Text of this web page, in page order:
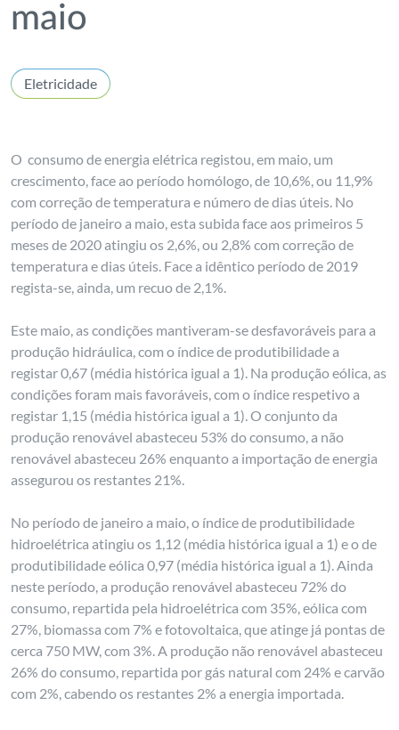
maio
Eletricidade
O consumo de energia elétrica registou, em maio, um
crescimento, face ao período homólogo, de 10,6%, ou 11,9%
com correção de temperatura e número de dias úteis. No
período de janeiro a maio, esta subida face aos primeiros 5
meses de 2020 atingiu os 2,6%, ou 2,8% com correção de
temperatura e dias úteis. Face a idêntico período de 2019
regista-se, ainda, um recuo de 2,1%.
Este maio, as condições mantiveram-se desfavoráveis para a
produção hidráulica, com o índice de produtibilidade a
registar 0,67 (média histórica igual a 1). Na produção eólica, as
condições foram mais favoráveis, com o índice respetivo a
registar 1,15 (média histórica igual a 1). O conjunto da
produção renovável abasteceu 53% do consumo, a não
renovável abasteceu 26% enquanto a importação de energia
assegurou os restantes 21%.
No período de janeiro a maio, o índice de produtibilidade
hidroelétrica atingiu os 1,12 (média histórica igual a 1) e o de
produtibilidade eólica 0,97 (média histórica igual a 1). Ainda
neste período, a produção renovável abasteceu 72% do
consumo, repartida pela hidroelétrica com 35%, eólica com
27%, biomassa com 7% e fotovoltaica, que atinge já pontas de
cerca 750 MW, com 3%. A produção não renovável abasteceu
26% do consumo, repartida por gás natural com 24% e carvão
com 2%, cabendo os restantes 2% a energia importada.